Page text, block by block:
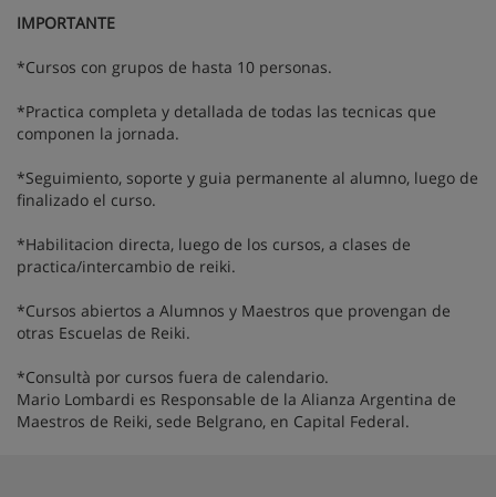
IMPORTANTE
*Cursos con grupos de hasta 10 personas.
*Practica completa y detallada de todas las tecnicas que
componen la jornada.
*Seguimiento, soporte y guia permanente al alumno, luego de
finalizado el curso.
*Habilitacion directa, luego de los cursos, a clases de
practica/intercambio de reiki.
*Cursos abiertos a Alumnos y Maestros que provengan de
otras Escuelas de Reiki.
*Consultà por cursos fuera de calendario.
Mario Lombardi es Responsable de la Alianza Argentina de
Maestros de Reiki, sede Belgrano, en Capital Federal.